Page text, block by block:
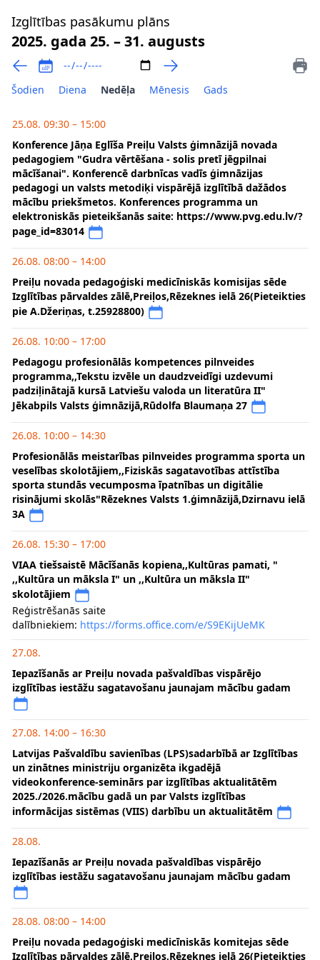
Izglītības pasākumu plāns
2025. gada 25. – 31. augusts
Šodien Diena Nedēļa Mēnesis Gads
25.08. 09:30 – 15:00
Konference Jāņa Eglīša Preiļu Valsts ģimnāzijā novada
pedagogiem "Gudra vērtēšana - solis pretī jēgpilnai
mācīšanai". Konferencē darbnīcas vadīs ģimnāzijas
pedagogi un valsts metodiķi vispārējā izglītībā dažādos
mācību priekšmetos. Konferences programma un
elektroniskās pieteikšanās saite: https://www.pvg.edu.lv/?
page_id=83014
26.08. 08:00 – 14:00
Preiļu novada pedagoģiski medicīniskās komisijas sēde
Izglītības pārvaldes zālē,Preiļos,Rēzeknes ielā 26(Pieteikties
pie A.Džeriņas, t.25928800)
26.08. 10:00 – 17:00
Pedagogu profesionālās kompetences pilnveides
programma,,Tekstu izvēle un daudzveidīgi uzdevumi
padziļinātajā kursā Latviešu valoda un literatūra II"
Jēkabpils Valsts ģimnāzijā,Rūdolfa Blaumaņa 27
26.08. 10:00 – 14:30
Profesionālās meistarības pilnveides programma sporta un
veselības skolotājiem,,Fiziskās sagatavotības attīstība
sporta stundās vecumposma īpatnības un digitālie
risinājumi skolās"Rēzeknes Valsts 1.ģimnāzijā,Dzirnavu ielā
3A
26.08. 15:30 – 17:00
VIAA tiešsaistē Mācīšanās kopiena,,Kultūras pamati, "
,,Kultūra un māksla I" un ,,Kultūra un māksla II"
skolotājiem
Reģistrēšanās saite
dalībniekiem: https://forms.office.com/e/S9EKijUeMK
27.08.
Iepazīšanās ar Preiļu novada pašvaldības vispārējo
izglītības iestāžu sagatavošanu jaunajam mācību gadam
27.08. 14:00 – 16:30
Latvijas Pašvaldību savienības (LPS)sadarbībā ar Izglītības
un zinātnes ministriju organizēta ikgadējā
videokonference-seminārs par izglītības aktualitātēm
2025./2026.mācību gadā un par Valsts izglītības
informācijas sistēmas (VIIS) darbību un aktualitātēm
28.08.
Iepazīšanās ar Preiļu novada pašvaldības vispārējo
izglītības iestāžu sagatavošanu jaunajam mācību gadam
28.08. 08:00 – 14:00
Preiļu novada pedagoģiski medicīniskās komitejas sēde
Izglītības pārvaldes zālē,Preiļos,Rēzeknes ielā 26(Pieteikties